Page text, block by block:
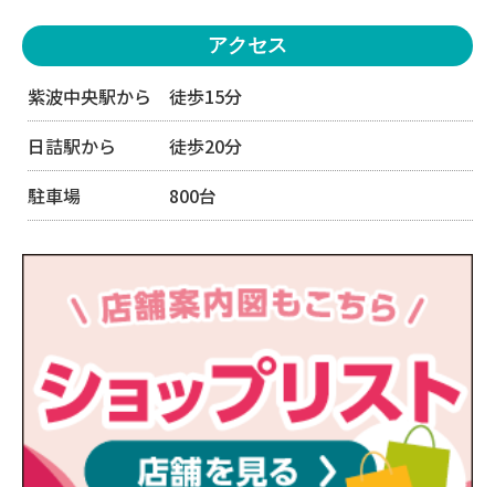
アクセス
紫波中央駅から 徒歩15分
日詰駅から 徒歩20分
駐車場 800台